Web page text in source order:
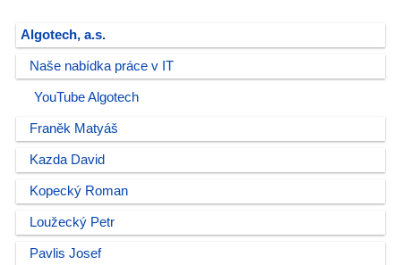
Algotech, a.s.
Naše nabídka práce v IT
YouTube Algotech
Franěk Matyáš
Kazda David
Kopecký Roman
Loužecký Petr
Pavlis Josef